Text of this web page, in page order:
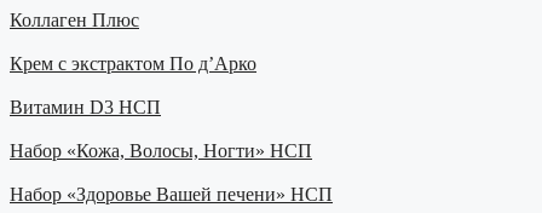
Коллаген Плюс
Крем с экстрактом По д’Арко
Витамин D3 НСП
Набор «Кожа, Волосы, Ногти» НСП
Набор «Здоровье Вашей печени» НСП